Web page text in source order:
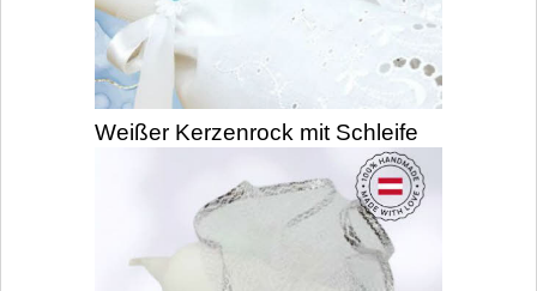
Weißer Kerzenrock mit Schleife